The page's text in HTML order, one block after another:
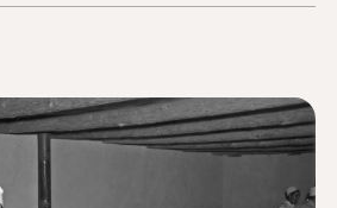
建议